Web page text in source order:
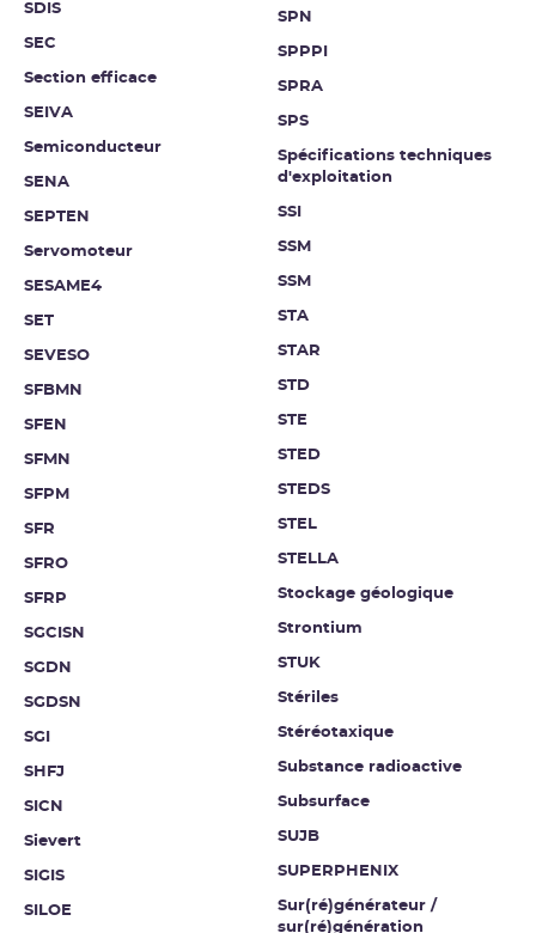
SDIS
SEC
Section efficace
SEIVA
Semiconducteur
SENA
SEPTEN
Servomoteur
SESAME4
SET
SEVESO
SFBMN
SFEN
SFMN
SFPM
SFR
SFRO
SFRP
SGCISN
SGDN
SGDSN
SGI
SHFJ
SICN
Sievert
SIGIS
SILOE
SPN
SPPPI
SPRA
SPS
Spécifications techniques
d'exploitation
SSI
SSM
SSM
STA
STAR
STD
STE
STED
STEDS
STEL
STELLA
Stockage géologique
Strontium
STUK
Stériles
Stéréotaxique
Substance radioactive
Subsurface
SUJB
SUPERPHENIX
Sur(ré)générateur /
sur(ré)génération